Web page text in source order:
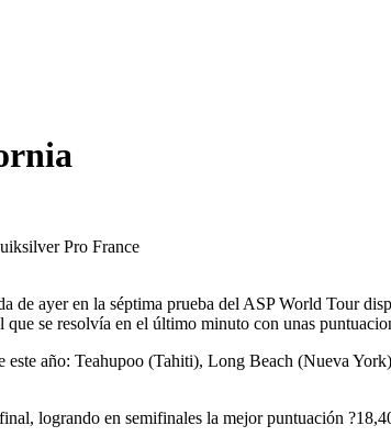
Pro France
de ayer en la séptima prueba del ASP World Tour
se resolvía en el último minuto con unas
año: Teahupoo (Tahiti), Long Beach (Nueva
logrando en semifinales la mejor puntuación